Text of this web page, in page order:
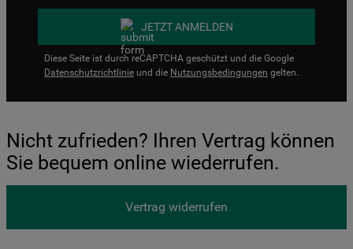
JETZT ANMELDEN
Diese Seite ist durch reCAPTCHA geschützt und die Google
Datenschutzrichtlinie und die Nutzungsbedingungen gelten.
Nicht zufrieden? Ihren Vertrag können
Sie bequem online wiederrufen.
Vertrag widerrufen